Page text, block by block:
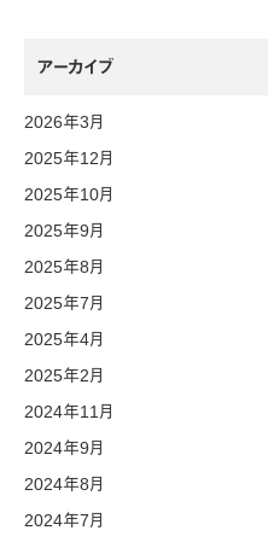
アーカイブ
2026年3月
2025年12月
2025年10月
2025年9月
2025年8月
2025年7月
2025年4月
2025年2月
2024年11月
2024年9月
2024年8月
2024年7月